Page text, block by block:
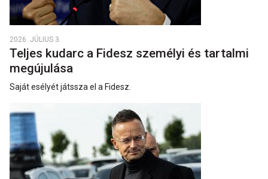
2026. JÚLIUS 3.
Teljes kudarc a Fidesz személyi és tartalmi
megújulása
Saját esélyét játssza el a Fidesz.